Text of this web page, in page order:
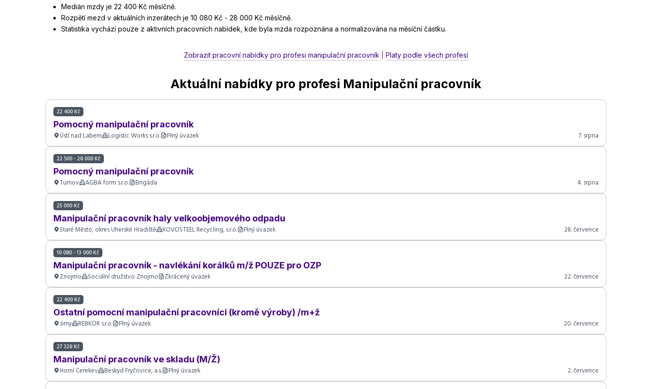
Medián mzdy je 22 400 Kč měsíčně.
Rozpětí mezd v aktuálních inzerátech je 10 080 Kč - 28 000 Kč měsíčně.
Statistika vychází pouze z aktivních pracovních nabídek, kde byla mzda rozpoznána a normalizována na měsíční částku.
Zobrazit pracovní nabídky pro profesi manipulační pracovník Platy podle všech profesí
Aktuální nabídky pro profesi Manipulační pracovník
22 400 Kč
Pomocný manipulační pracovník
Ústí nad Labem Logistic Works s.r.o. Plný úvazek 7. srpna
22 500 - 28 000 Kč
Pomocný manipulační pracovník
Turnov AGBA form s.r.o. Brigáda 4. srpna
25 000 Kč
Manipulační pracovník haly velkoobjemového odpadu
Staré Město, okres Uherské Hradiště KOVOSTEEL Recycling, s.r.o. Plný úvazek 28. července
10 080 - 13 000 Kč
Manipulační pracovník - navlékání korálků m/ž POUZE pro OZP
Znojmo Sociální družstvo Znojmo Zkrácený úvazek 22. července
22 400 Kč
Ostatní pomocní manipulační pracovníci (kromě výroby) /m+ž
Jirny REBKOR s.r.o. Plný úvazek 20. července
27 328 Kč
Manipulační pracovník ve skladu (M/Ž)
Horní Cerekev Beskyd Fryčovice, a.s. Plný úvazek 2. července